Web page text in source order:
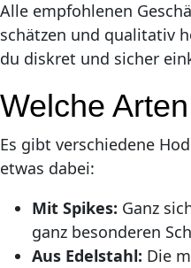
Alle empfohlenen
schätzen und qualitativ
du diskret und sicher
Welche
Es gibt verschiedene
etwas dabei:
Mit Spikes: Ganz
ganz besonderen
Aus Edelstahl: Die